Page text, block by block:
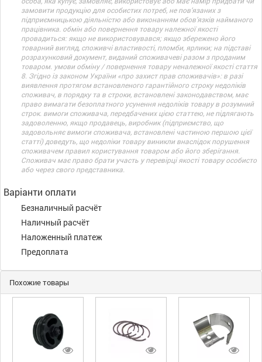
замовити продукцію для особистих потреб, не пов’язаних з
підприємницькою діяльністю або виконанням обов’язків найманого
працівника. обмін або повернення товару належної якості
провадиться: якщо не використовувався; якщо збережено його
товарний вигляд, споживчі властивості, пломби, ярлики; на підставі
розрахунковий документ, виданий споживачеві разом з проданим
товаром. умови обміну / повернення товару неналежної якості стаття
8. Згідно із законом України «про захист прав споживачів»: в разі
виявлення протягом встановленого гарантійного строку недоліків
споживач, в порядку та в строки, встановлені законодавством, має
право вимагати безоплатного усунення недоліків товару в розумний
строк. вимоги споживача, передбачених цією статтею, не підлягають
задоволенню, якщо продавець, виробник (підприємство, що
задовольняє вимоги споживача, встановлені частиною першою цієї
статті) доведуть, що недоліки товару виникли внаслідок порушення
споживачем правил користування товаром або його зберігання.
Споживач має право брати участь у перевірці якості товару особисто
або через свого представника.
Варіанти оплати
Безналичный расчёт
Наличный расчёт
Наложенный платеж
Предоплата
Похожие товары